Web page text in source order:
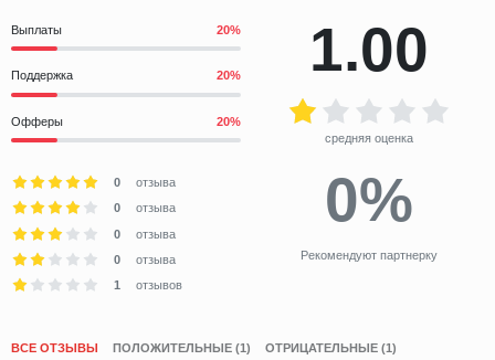
Выплаты
Поддержка
Офферы
1.00
средняя оценка
0
отзыва
0
отзыва
0
отзыва
0
отзыва
1
отзывов
0%
Рекомендуют партнерку
ВСЕ ОТЗЫВЫ ПОЛОЖИТЕЛЬНЫЕ (1) ОТРИЦАТЕЛЬНЫЕ (1)